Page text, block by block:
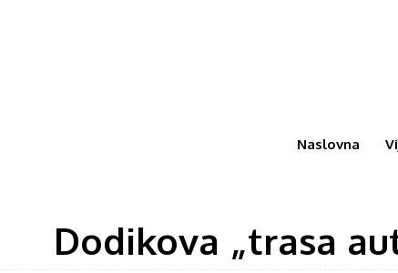
Naslovna
Dodikova „trasa